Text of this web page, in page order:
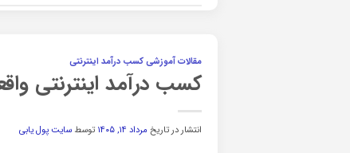
مقالات آموزشی کسب درآمد اینترنتی
کسب درآمد اینترنتی واقعی رایگان
انتشار در تاریخ مرداد ۱۴, ۱۴۰۵ توسطسایت پول یابی